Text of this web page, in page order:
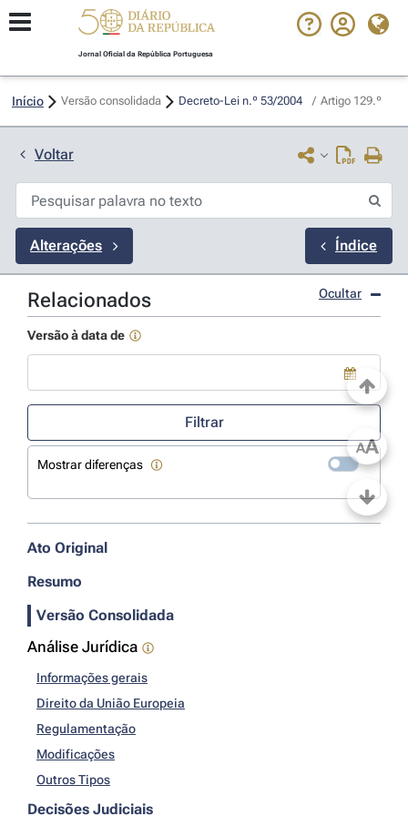
Jornal Oficial da República Portuguesa
Início Versão consolidada Decreto-Lei n.º 53/2004 / Artigo 129.º
Voltar
Alterações Índice
Relacionados Ocultar
Versão à data de
Use a tecla de seta para baixo para abrir o calendário; Use as
Filtrar
Mostrar diferenças
Ato Original
Resumo
Versão Consolidada
Análise Jurídica
Informações gerais
Direito da União Europeia
Regulamentação
Modificações
Outros Tipos
Decisões Judiciais
AA